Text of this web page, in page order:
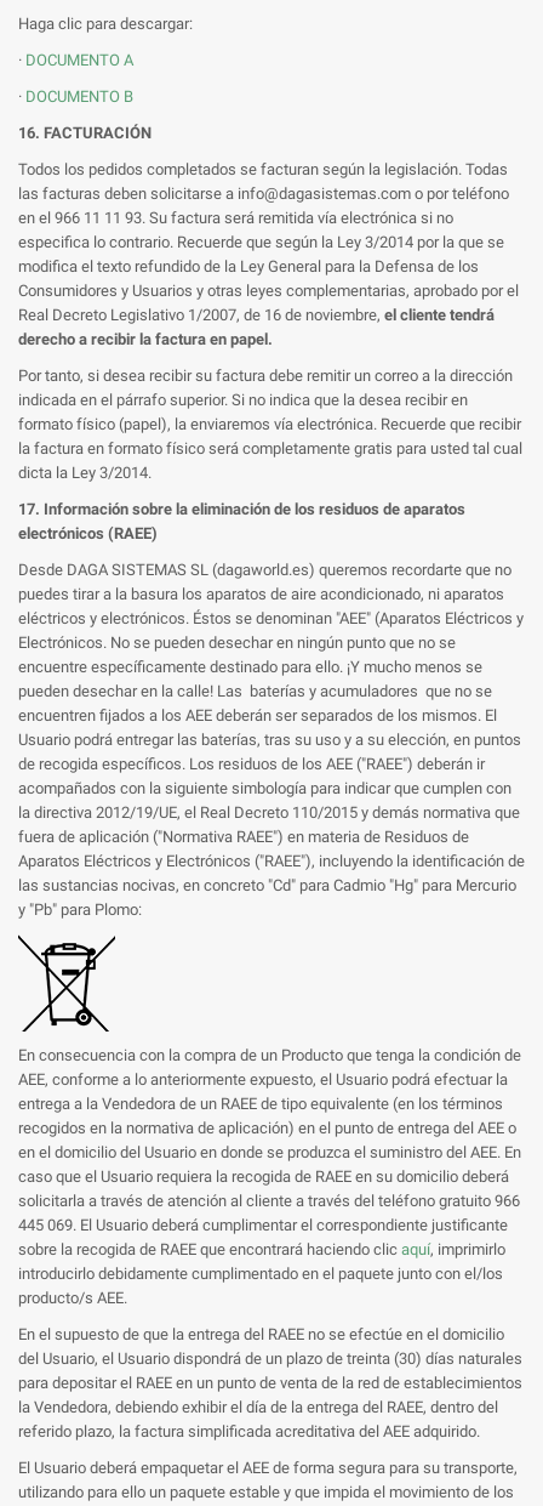
Haga clic para descargar:
· DOCUMENTO A
· DOCUMENTO B
16. FACTURACIÓN
Todos los pedidos completados se facturan según la legislación. Todas
las facturas deben solicitarse a info@dagasistemas.com o por teléfono
en el 966 11 11 93. Su factura será remitida vía electrónica si no
especifica lo contrario. Recuerde que según la Ley 3/2014 por la que se
modifica el texto refundido de la Ley General para la Defensa de los
Consumidores y Usuarios y otras leyes complementarias, aprobado por el
Real Decreto Legislativo 1/2007, de 16 de noviembre, el cliente tendrá
derecho a recibir la factura en papel.
Por tanto, si desea recibir su factura debe remitir un correo a la dirección
indicada en el párrafo superior. Si no indica que la desea recibir en
formato físico (papel), la enviaremos vía electrónica. Recuerde que recibir
la factura en formato físico será completamente gratis para usted tal cual
dicta la Ley 3/2014.
17. Información sobre la eliminación de los residuos de aparatos
electrónicos (RAEE)
Desde DAGA SISTEMAS SL (dagaworld.es) queremos recordarte que no
puedes tirar a la basura los aparatos de aire acondicionado, ni aparatos
eléctricos y electrónicos. Éstos se denominan "AEE" (Aparatos Eléctricos y
Electrónicos. No se pueden desechar en ningún punto que no se
encuentre específicamente destinado para ello. ¡Y mucho menos se
pueden desechar en la calle! Las baterías y acumuladores que no se
encuentren fijados a los AEE deberán ser separados de los mismos. El
Usuario podrá entregar las baterías, tras su uso y a su elección, en puntos
de recogida específicos. Los residuos de los AEE ("RAEE") deberán ir
acompañados con la siguiente simbología para indicar que cumplen con
la directiva 2012/19/UE, el Real Decreto 110/2015 y demás normativa que
fuera de aplicación ("Normativa RAEE") en materia de Residuos de
Aparatos Eléctricos y Electrónicos ("RAEE"), incluyendo la identificación de
las sustancias nocivas, en concreto "Cd" para Cadmio "Hg" para Mercurio
y "Pb" para Plomo:
En consecuencia con la compra de un Producto que tenga la condición de
AEE, conforme a lo anteriormente expuesto, el Usuario podrá efectuar la
entrega a la Vendedora de un RAEE de tipo equivalente (en los términos
recogidos en la normativa de aplicación) en el punto de entrega del AEE o
en el domicilio del Usuario en donde se produzca el suministro del AEE. En
caso que el Usuario requiera la recogida de RAEE en su domicilio deberá
solicitarla a través de atención al cliente a través del teléfono gratuito 966
445 069. El Usuario deberá cumplimentar el correspondiente justificante
sobre la recogida de RAEE que encontrará haciendo clic aquí, imprimirlo
introducirlo debidamente cumplimentado en el paquete junto con el/los
producto/s AEE.
En el supuesto de que la entrega del RAEE no se efectúe en el domicilio
del Usuario, el Usuario dispondrá de un plazo de treinta (30) días naturales
para depositar el RAEE en un punto de venta de la red de establecimientos
la Vendedora, debiendo exhibir el día de la entrega del RAEE, dentro del
referido plazo, la factura simplificada acreditativa del AEE adquirido.
El Usuario deberá empaquetar el AEE de forma segura para su transporte,
utilizando para ello un paquete estable y que impida el movimiento de los